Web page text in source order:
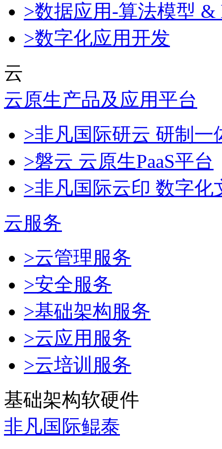
>数据应用-算法模型 &
>数字化应用开发
云
云原生产品及应用平台
>非凡国际研云 研制
>磐云 云原生PaaS平台
>非凡国际云印 数字化
云服务
>云管理服务
>安全服务
>基础架构服务
>云应用服务
>云培训服务
基础架构软硬件
非凡国际鲲泰